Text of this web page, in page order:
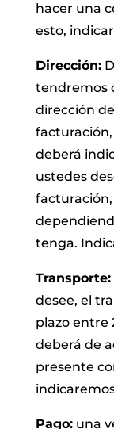
hacer una
esto,
Dirección:
tendremos
dirección
deberá
ustedes
tenga.
Transporte:
desee, el
plazo entre
deberá de
presente
Pago:una